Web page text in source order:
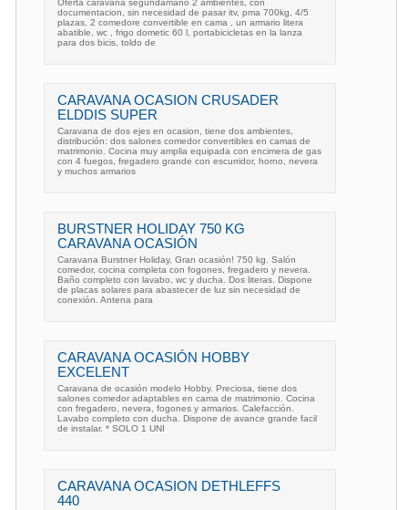
Oferta caravana segundamano 2 ambientes, con
documentacion, sin necesidad de pasar itv, pma 700kg, 4/5
plazas, 2 comedore convertible en cama , un armario litera
abatible, wc , frigo dometic 60 l, portabicicletas en la lanza
para dos bicis, toldo de
CARAVANA OCASION CRUSADER
ELDDIS SUPER
Caravana de dos ejes en ocasion, tiene dos ambientes,
distribución: dos salones comedor convertibles en camas de
matrimonio. Cocina muy amplia equipada con encimera de gas
con 4 fuegos, fregadero grande con escurridor, horno, nevera
y muchos armarios
BURSTNER HOLIDAY 750 KG
CARAVANA OCASIÓN
Caravana Burstner Holiday, Gran ocasión! 750 kg. Salón
comedor, cocina completa con fogones, fregadero y nevera.
Baño completo con lavabo, wc y ducha. Dos literas. Dispone
de placas solares para abastecer de luz sin necesidad de
conexión. Antena para
CARAVANA OCASIÓN HOBBY
EXCELENT
Caravana de ocasión modelo Hobby. Preciosa, tiene dos
salones comedor adaptables en cama de matrimonio. Cocina
con fregadero, nevera, fogones y armarios. Calefacción.
Lavabo completo con ducha. Dispone de avance grande facil
de instalar. * SOLO 1 UNI
CARAVANA OCASION DETHLEFFS
440